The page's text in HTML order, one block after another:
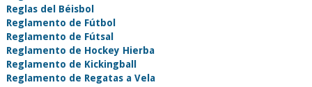
Reglas del Béisbol
Reglamento de Fútbol
Reglamento de Fútsal
Reglamento de Hockey Hierba
Reglamento de Kickingball
Reglamento de Regatas a Vela